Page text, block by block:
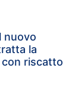
nuovo
la
riscatto